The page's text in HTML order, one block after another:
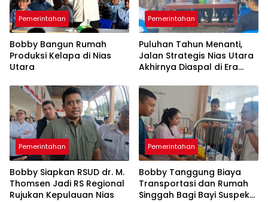
Pemerintahan
Bobby Bangun Rumah
Produksi Kelapa di Nias
Utara
Pemerintahan
Puluhan Tahun Menanti,
Jalan Strategis Nias Utara
Akhirnya Diaspal di Era
Pemerintahan
Bobby Siapkan RSUD dr. M.
Thomsen Jadi RS Regional
Rujukan Kepulauan Nias
Pemerintahan
Bobby Tanggung Biaya
Transportasi dan Rumah
Singgah Bagi Bayi Suspek